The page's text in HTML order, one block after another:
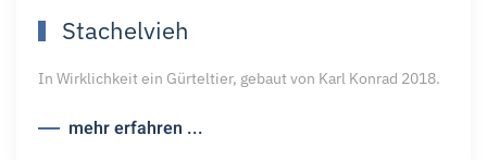
Stachelvieh
In Wirklichkeit ein Gürteltier, gebaut von Karl Konrad 2018.
mehr erfahren ...